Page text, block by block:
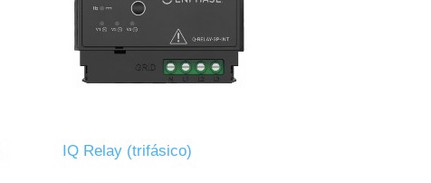
IQ Relay (trifásico)